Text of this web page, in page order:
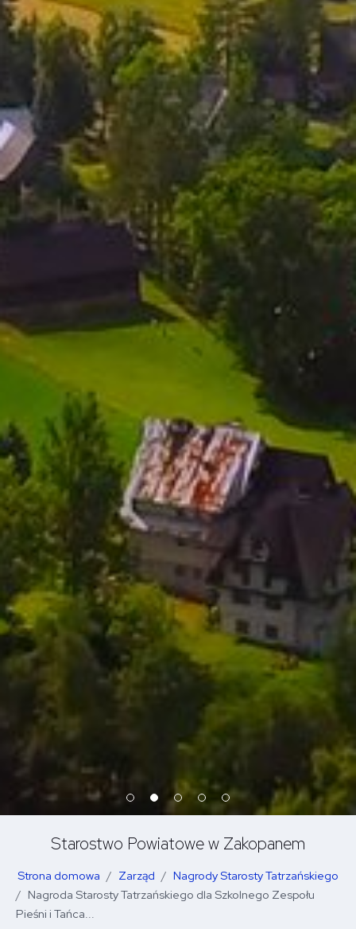
Starostwo Powiatowe w Zakopanem
Strona domowa Zarząd
Nagrody Starosty Tatrzańskiego
Nagroda Starosty Tatrzańskiego dla Szkolnego Zespołu
Pieśni i Tańca...